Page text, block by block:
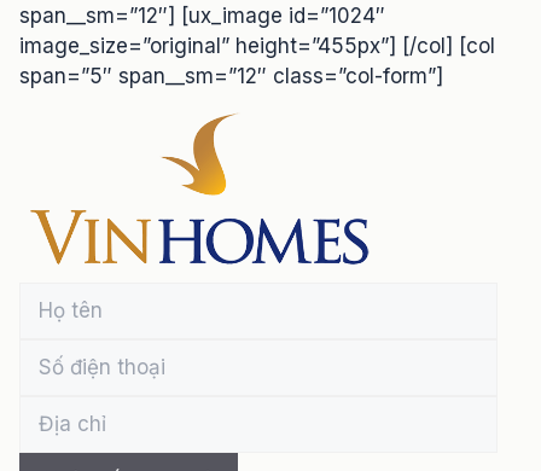
span__sm=”12″] [ux_image id=”1024″
image_size=”original” height=”455px”] [/col] [col
span=”5″ span__sm=”12″ class=”col-form”]